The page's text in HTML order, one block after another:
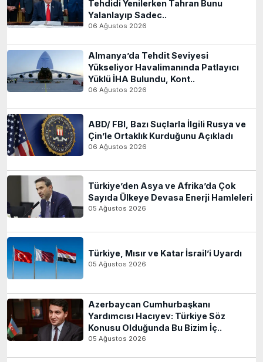
Tehdidi Yenilerken Tahran Bunu
Yalanlayıp Sadec..
06 Ağustos 2026
Almanya’da Tehdit Seviyesi
Yükseliyor Havalimanında Patlayıcı
Yüklü İHA Bulundu, Kont..
06 Ağustos 2026
ABD/ FBI, Bazı Suçlarla İlgili Rusya ve
Çin’le Ortaklık Kurduğunu Açıkladı
06 Ağustos 2026
Türkiye’den Asya ve Afrika’da Çok
Sayıda Ülkeye Devasa Enerji Hamleleri
05 Ağustos 2026
Türkiye, Mısır ve Katar İsrail’i Uyardı
05 Ağustos 2026
Azerbaycan Cumhurbaşkanı
Yardımcısı Hacıyev: Türkiye Söz
Konusu Olduğunda Bu Bizim İç..
05 Ağustos 2026